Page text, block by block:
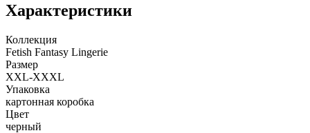
Характеристики
Коллекция
Fetish Fantasy Lingerie
Размер
XXL-XXXL
Упаковка
картонная коробка
Цвет
черный